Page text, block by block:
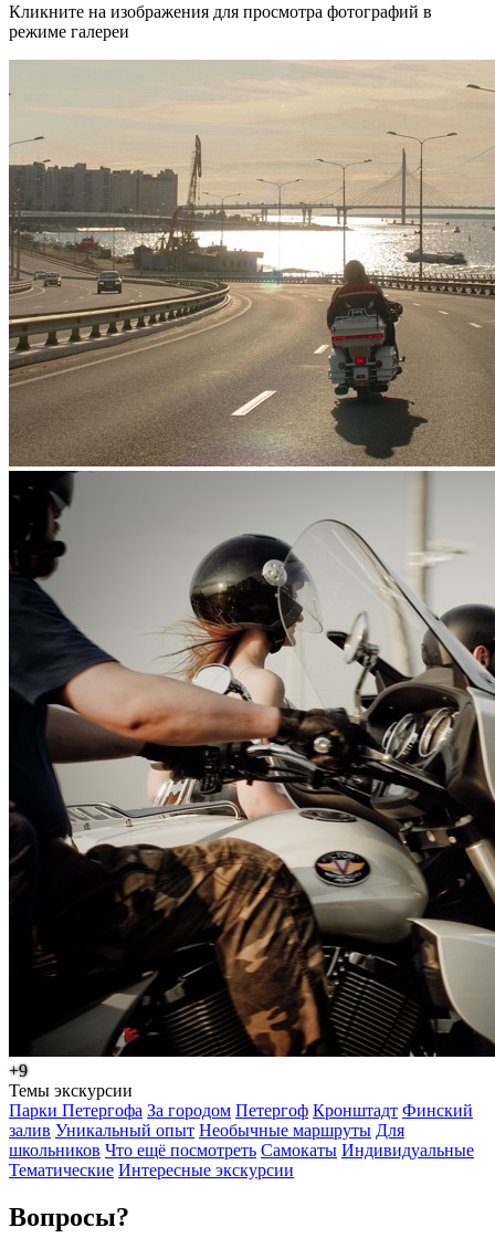
Кликните на изображения для просмотра фотографий в
режиме галереи
+9
Темы экскурсии
Парки Петергофа За городом Петергоф Кронштадт Финский
залив Уникальный опыт Необычные маршруты Для
школьников Что ещё посмотреть Самокаты Индивидуальные
Тематические Интересные экскурсии
Вопросы?